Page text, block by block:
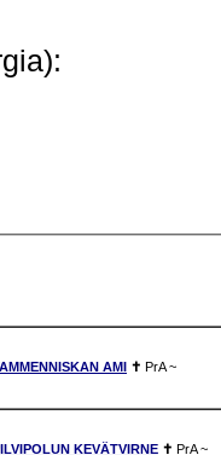
AMI ✝ PrA ~
KEVÄTVIRNE ✝ PrA ~